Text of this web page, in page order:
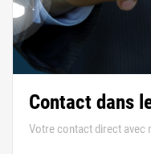
Contact dans
Votre contact direct avec